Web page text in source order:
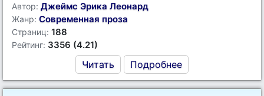
Автор: Джеймс Эрика Леонард
Жанр: Современная проза
Страниц: 188
Рейтинг: 3356 (4.21)
Читать Подробнее